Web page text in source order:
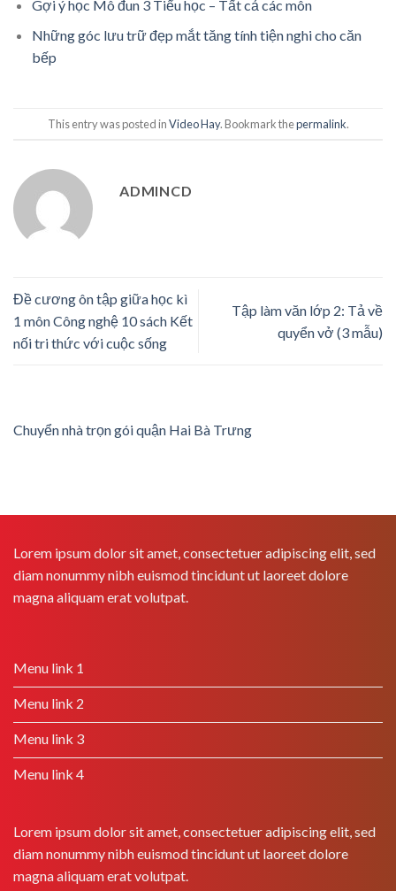
Gợi ý học Mô đun 3 Tiểu học – Tất cả các môn
Những góc lưu trữ đẹp mắt tăng tính tiện nghi cho căn
bếp
This entry was posted inVideo Hay. Bookmark thepermalink.
ADMINCD
Đề cương ôn tập giữa học kì
1 môn Công nghệ 10 sách Kết
nối tri thức với cuộc sống
Tập làm văn lớp 2: Tả về
quyển vở (3 mẫu)
Chuyển nhà trọn gói quận Hai Bà Trưng
Lorem ipsum dolor sit amet, consectetuer adipiscing elit, sed
diam nonummy nibh euismod tincidunt ut laoreet dolore
magna aliquam erat volutpat.
Menu link 1
Menu link 2
Menu link 3
Menu link 4
Lorem ipsum dolor sit amet, consectetuer adipiscing elit, sed
diam nonummy nibh euismod tincidunt ut laoreet dolore
magna aliquam erat volutpat.